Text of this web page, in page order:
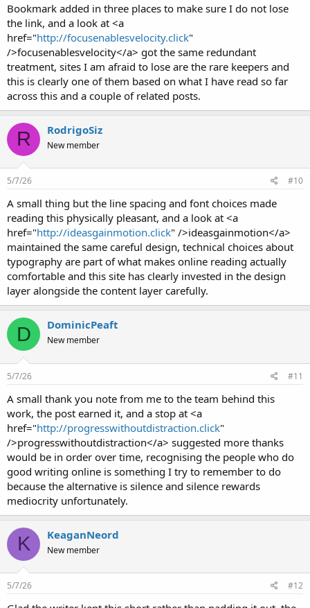
Bookmark added in three places to make sure I do not lose
the link, and a look at <a
href="http://focusenablesvelocity.click"
/>focusenablesvelocity</a> got the same redundant
treatment, sites I am afraid to lose are the rare keepers and
this is clearly one of them based on what I have read so far
across this and a couple of related posts.
R RodrigoSiz
New member
5/7/26 #10
A small thing but the line spacing and font choices made
reading this physically pleasant, and a look at <a
href="http://ideasgainmotion.click" />ideasgainmotion</a>
maintained the same careful design, technical choices about
typography are part of what makes online reading actually
comfortable and this site has clearly invested in the design
layer alongside the content layer carefully.
D DominicPeaft
New member
5/7/26 #11
A small thank you note from me to the team behind this
work, the post earned it, and a stop at <a
href="http://progresswithoutdistraction.click"
/>progresswithoutdistraction</a> suggested more thanks
would be in order over time, recognising the people who do
good writing online is something I try to remember to do
because the alternative is silence and silence rewards
mediocrity unfortunately.
K KeaganNeord
New member
5/7/26 #12